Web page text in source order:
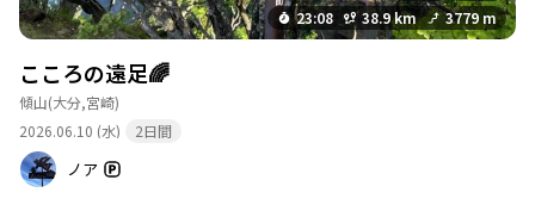
23:08
38.9 km 3779 m
こころの遠足🌈
傾山(大分,宮崎)
2026.06.10 (水)
2日間
ノア